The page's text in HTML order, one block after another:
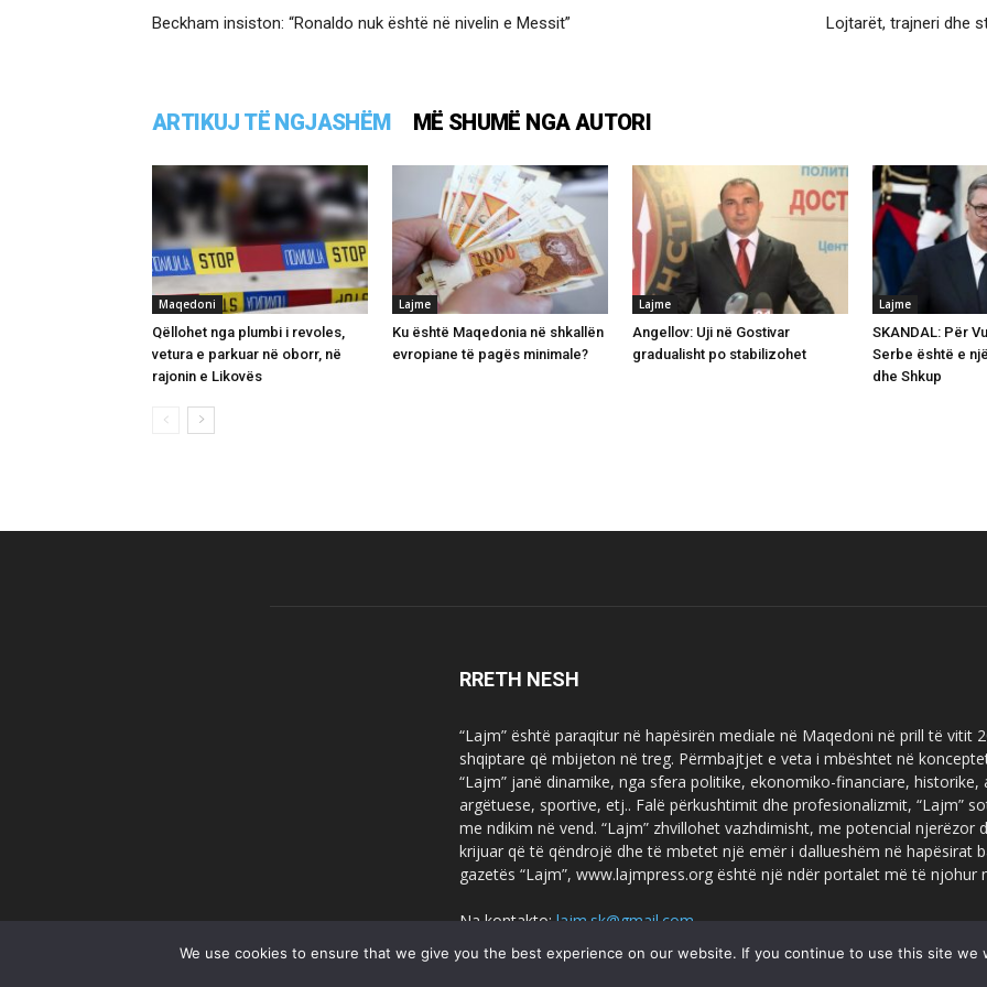
Beckham insiston: “Ronaldo nuk është në nivelin e Messit” Lojtarët, trajneri dhe
ARTIKUJ TË NGJASHËM MË SHUMË NGA AUTORI
Maqedoni
Qëllohet nga plumbi i revoles,
vetura e parkuar në oborr, në
rajonin e Likovës
Lajme
Ku është Maqedonia në shkallën
evropiane të pagës minimale?
Lajme
Angellov: Uji në Gostivar
gradualisht po stabilizohet
Lajme
SKANDAL: Për
Serbe është e
dhe Shkup
RRETH NESH
“Lajm” është paraqitur në hapësirën mediale në Maqedoni në prill të
shqiptare që mbijeton në treg. Përmbajtjet e veta i mbështet në
“Lajm” janë dinamike, nga sfera politike, ekonomiko-financiare,
argëtuese, sportive, etj.. Falë përkushtimit dhe profesionalizmit, “Lajm”
me ndikim në vend. “Lajm” zhvillohet vazhdimisht, me potencial njerëzor
krijuar që të qëndrojë dhe të mbetet një emër i dallueshëm në hapësirat
gazetës “Lajm”, www.lajmpress.org është një ndër portalet më të njohur
Na kontakto:lajm.sk@gmail.com
We use cookies to ensure that we give you the best experience on our website. If you continue to use this site we